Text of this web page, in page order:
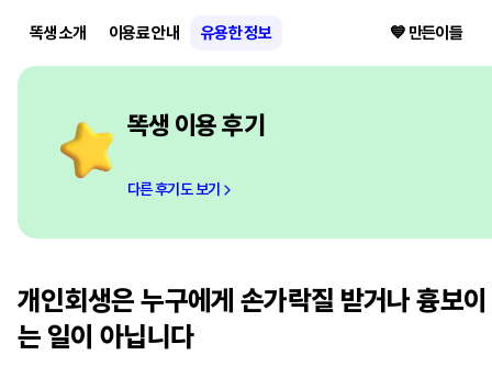
똑생 소개 이용료 안내 유용한 정보 💙 만든이들
똑생 이용 후기
다른 후기도 보기
개인회생은 누구에게 손가락질 받거나 흉보이
는 일이 아닙니다